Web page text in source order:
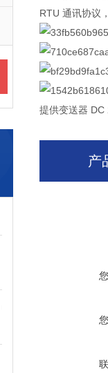
RTU 通讯协议
提供变送器 DC
产